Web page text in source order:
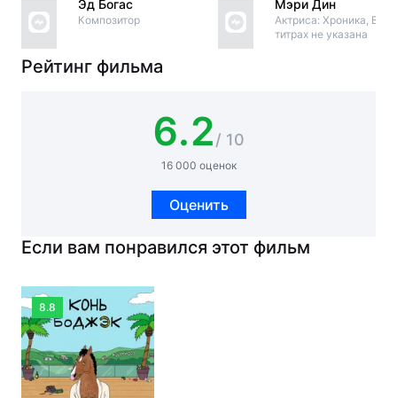
Эд Богас
Композитор
Мэри Дин
Актриса: Хроника, В
титрах не указана
Рейтинг фильма
6.2/ 10
16 000 оценок
Оценить
Если вам понравился этот фильм
8.8